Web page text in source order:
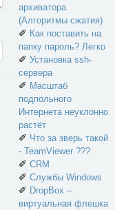
архиватора
(Алгоритмы сжатия)
✐ Как поставить на
папку пароль? Легко
✐ Установка ssh-
сервера
✐ Масштаб
подпольного
Интернета неуклонно
растёт
✐ Что за зверь такой
- TeamViewer ???
✐ CRM
✐ Службы Windows
✐ DropBox –
виртуальная флешка